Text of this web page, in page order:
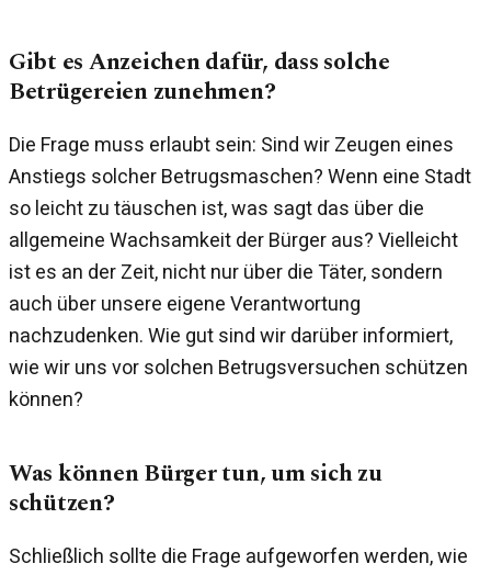
Gibt es Anzeichen dafür, dass solche
Betrügereien zunehmen?
Die Frage muss erlaubt sein: Sind wir Zeugen eines
Anstiegs solcher Betrugsmaschen? Wenn eine Stadt
so leicht zu täuschen ist, was sagt das über die
allgemeine Wachsamkeit der Bürger aus? Vielleicht
ist es an der Zeit, nicht nur über die Täter, sondern
auch über unsere eigene Verantwortung
nachzudenken. Wie gut sind wir darüber informiert,
wie wir uns vor solchen Betrugsversuchen schützen
können?
Was können Bürger tun, um sich zu
schützen?
Schließlich sollte die Frage aufgeworfen werden, wie